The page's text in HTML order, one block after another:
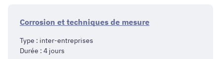
Corrosion et techniques de mesure
Type : inter-entreprises
Durée : 4 jours